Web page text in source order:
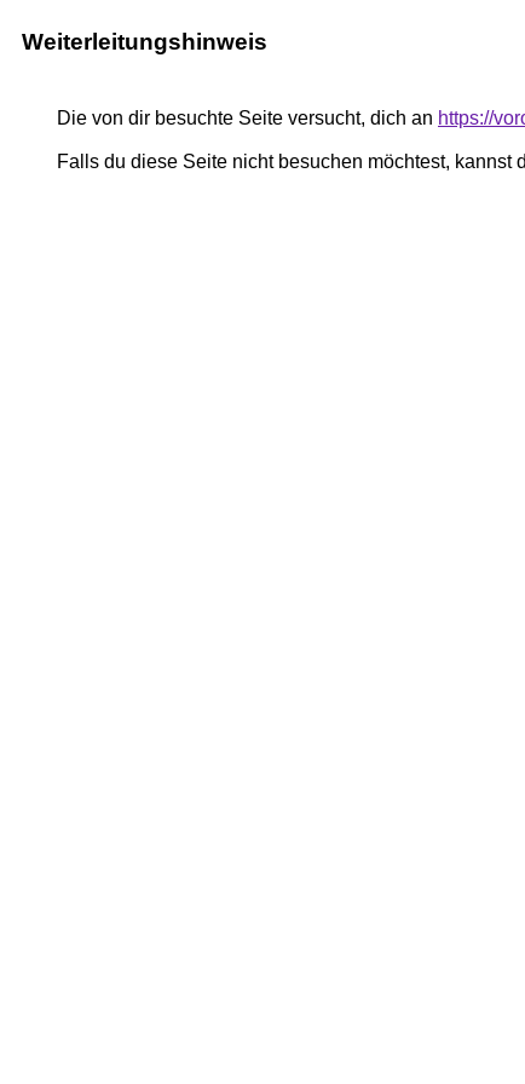
Weiterleitungshinweis
Die von dir besuchte Seite versucht, dich an https://
Falls du diese Seite nicht besuchen möchtest, kannst